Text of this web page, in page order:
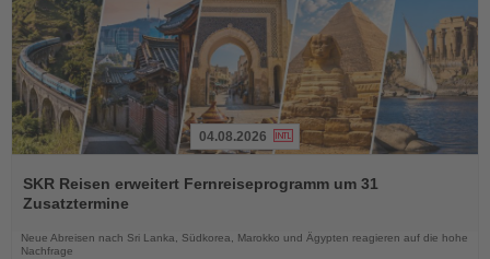
Sie
die
04.08.2026
SKR Reisen erweitert Fernreiseprogramm um 31
Zusatztermine
Neue Abreisen nach Sri Lanka, Südkorea, Marokko und Ägypten reagieren auf die hohe
Nachfrage